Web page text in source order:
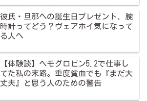
彼氏・旦那への誕生日プレゼント、腕
時計ってどう？ヴェアホイ気になって
る人へ
【体験談】ヘモグロビン5.2で仕事し
てた私の末路。重度貧血でも『まだ大
丈夫』と思う人のための警告